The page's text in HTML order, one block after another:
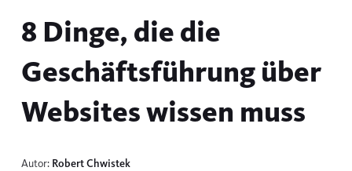
8 Dinge, die die
Geschäftsführung über
Websites wissen muss
Autor: Robert Chwistek